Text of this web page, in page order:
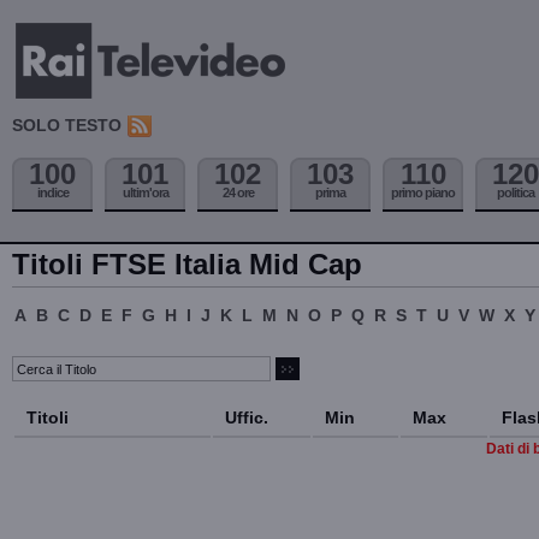
SOLO TESTO
100
indice
101
ultim'ora
102
24 ore
103
prima
110
primo piano
120
politica
Titoli FTSE Italia Mid Cap
A B C D E F G H I J K L M N O P Q R S T U V W X Y
Titoli Uffic. Min Max
Dati di